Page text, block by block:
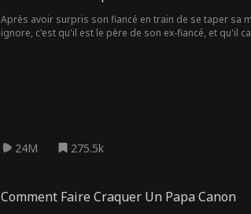
Après avoir surpris son fiancé en train de se taper sa
ignore, c'est qu'il est le père de son ex-fiancé, et qu'il
24M 275.5k
Comment Faire Craquer Un Papa Canon